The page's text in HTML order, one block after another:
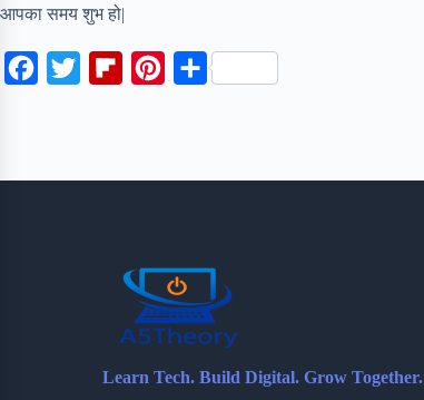
आपका समय शुभ हो|
a
d
e
s
t
S
Learn Tech. Build Digital. Grow Together.